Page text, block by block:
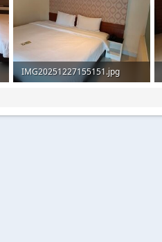
IMG20251227155151.jpg